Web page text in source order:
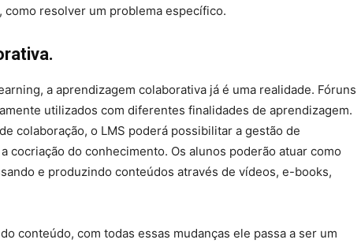
resolver um problema específico.
a aprendizagem colaborativa já é uma realidade. Fóruns
utilizados com diferentes finalidades de aprendizagem.
colaboração, o LMS poderá possibilitar a gestão de
cocriação do conhecimento. Os alunos poderão atuar como
e produzindo conteúdos através de vídeos, e-books,
conteúdo, com todas essas mudanças ele passa a ser um